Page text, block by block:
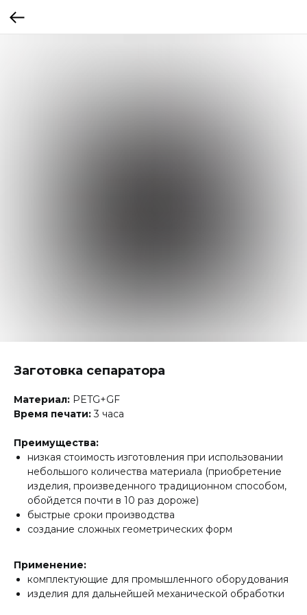
Заготовка сепаратора
Материал: PETG+GF
Время печати:3 часа
Преимущества:
низкая стоимость изготовления при использовании
небольшого количества материала (приобретение
изделия, произведенного традиционном способом,
обойдется почти в 10 раз дороже)
быстрые сроки производства
создание сложных геометрических форм
Применение:
комплектующие для промышленного оборудования
изделия для дальнейшей механической обработки